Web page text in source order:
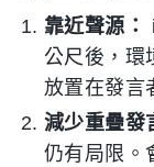
靠近聲源：
公尺後，環
放置在發言
減少重疊發
仍有局限。